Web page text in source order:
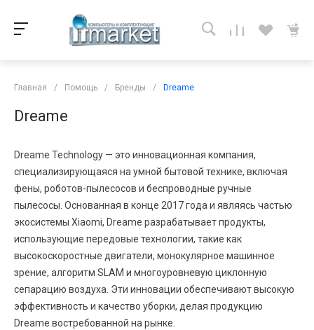
Главная / Помощь / Бренды / Dreame
Dreame
Dreame Technology — это инновационная компания,
специализирующаяся на умной бытовой технике, включая
фены, роботов-пылесосов и беспроводные ручные
пылесосы. Основанная в конце 2017 года и являясь частью
экосистемы Xiaomi, Dreame разрабатывает продукты,
использующие передовые технологии, такие как
высокоскоростные двигатели, монокулярное машинное
зрение, алгоритм SLAM и многоуровневую циклонную
сепарацию воздуха. Эти инновации обеспечивают высокую
эффективность и качество уборки, делая продукцию
Dreame востребованной на рынке.